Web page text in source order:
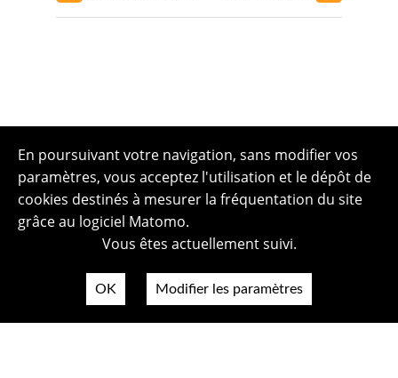
En poursuivant votre navigation, sans modifier vos
paramètres, vous acceptez l'utilisation et le dépôt de
cookies destinés à mesurer la fréquentation du site
grâce au logiciel Matomo.
Vous êtes actuellement suivi.
OK Modifier les paramètres